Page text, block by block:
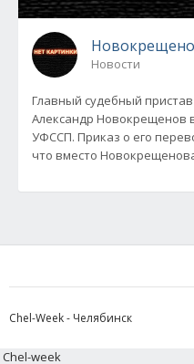
Новости
Главный судебный
Александр Новокрещенов
УФССП. Приказ о его
что вместо
Chel-Week - Челябинск
Chel-week